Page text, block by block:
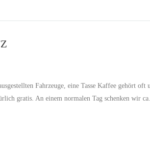
Fahrzeuge, eine Tasse Kaffee gehört oft
gratis. An einem normalen Tag schenken wir